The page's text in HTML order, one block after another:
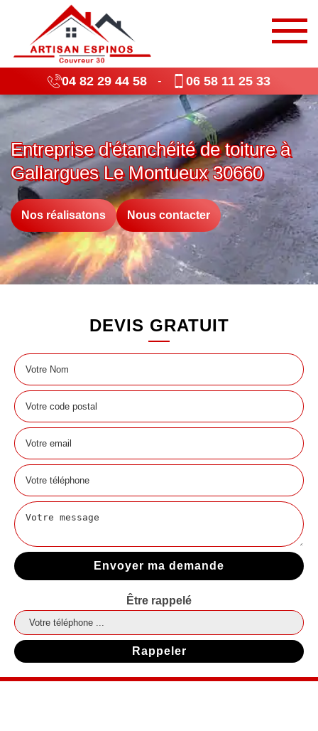
04 82 29 44 58 - 06 58 11 25 33
Entreprise d'étanchéité de toiture à
Gallargues Le Montueux 30660
Nos réalisatons Nous contacter
DEVIS GRATUIT
Être rappelé